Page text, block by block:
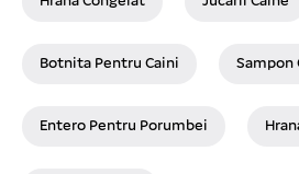
Botnita Pentru Caini Sampon
Entero Pentru Porumbei